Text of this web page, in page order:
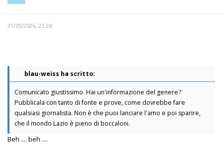
31/05/2026, 23:28
blau-weiss ha scritto:
Comunicato giustissimo. Hai un'informazione del genere?
Pubblicala con tanto di fonte e prove, come dovrebbe fare
qualsiasi giornalista. Non è che puoi lanciare l'amo e poi sparire,
che il mondo Lazio è pieno di boccaloni.
Beh .... beh ....